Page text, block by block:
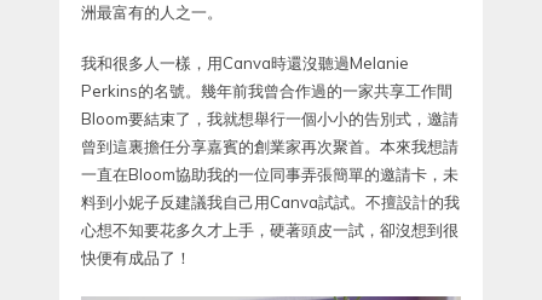
洲最富有的人之一。
我和很多人一樣，用Canva時還沒聽過Melanie
Perkins的名號。幾年前我曾合作過的一家共享工作間
Bloom要結束了，我就想舉行一個小小的告別式，邀請
曾到這裏擔任分享嘉賓的創業家再次聚首。本來我想請
一直在Bloom協助我的一位同事弄張簡單的邀請卡，未
料到小妮子反建議我自己用Canva試試。不擅設計的我
心想不知要花多久才上手，硬著頭皮一試，卻沒想到很
快便有成品了！